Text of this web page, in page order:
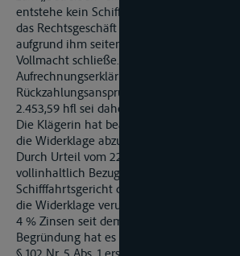
entstehe kein Schiffsgläubigerrecht, wenn
das Rechtsgeschäft nicht kraft gesetzlicher
aufgrund ihm seitens des Eigners/
Vollmacht schließe. Die
Aufrechnungserklärung der Klägerin gegen
Rückzahlungsanspruch der Beklagten
2.453,59 hfl sei daher ins Leere gegangen.
Die Klägerin hat beantragt,
die Widerklage abzuweisen.
Durch Urteil vom 22. Juni 1998 (B1. 75 ff. d.
vollinhaltlich Bezug genommen wird, hat
Schifffahrtsgericht die Klage abgewiesen
die Widerklage verurteilt, an die Beklagten
4 % Zinsen seit dem 19. Februar 1998 zu
Begründung hat es ausgeführt, die